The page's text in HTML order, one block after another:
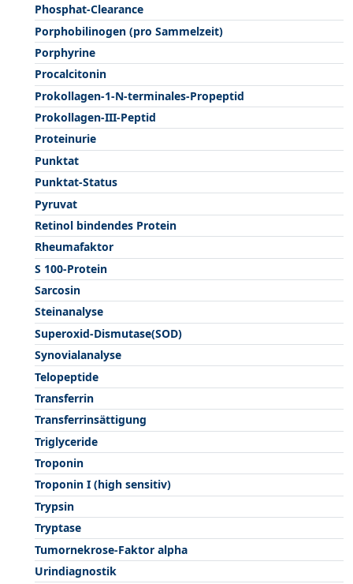
Phosphat-Clearance
Porphobilinogen (pro Sammelzeit)
Porphyrine
Procalcitonin
Prokollagen-1-N-terminales-Propeptid
Prokollagen-III-Peptid
Proteinurie
Punktat
Punktat-Status
Pyruvat
Retinol bindendes Protein
Rheumafaktor
S 100-Protein
Sarcosin
Steinanalyse
Superoxid-Dismutase(SOD)
Synovialanalyse
Telopeptide
Transferrin
Transferrinsättigung
Triglyceride
Troponin
Troponin I (high sensitiv)
Trypsin
Tryptase
Tumornekrose-Faktor alpha
Urindiagnostik